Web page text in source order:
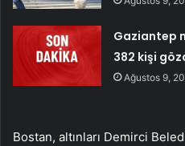
Gaziantep
382 kişi
Ağustos 9,
Bostan, altınları Demirci